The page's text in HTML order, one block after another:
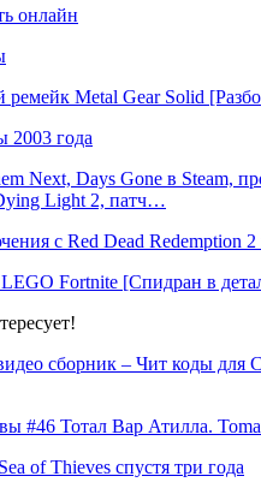
онлайн
ремейк Metal Gear Solid
2003 года
Next, Days Gone в Steam,
Light 2, патч…
с Red Dead Redemption
Fortnite [Спидран в
сборник – Чит коды для
#46 Тотал Вар Атилла.
of Thieves спустя три года